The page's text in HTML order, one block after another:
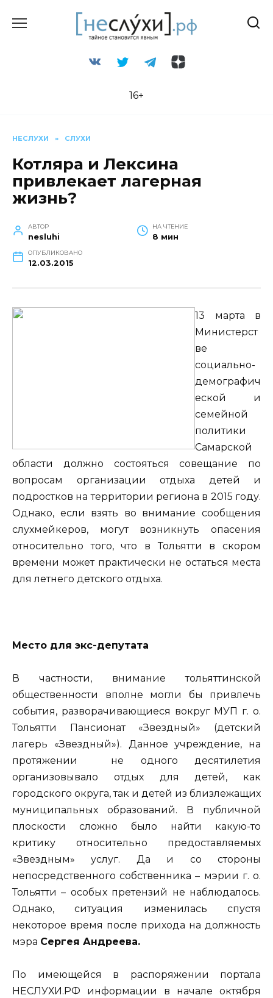
16+
НЕСЛУХИ » СЛУХИ
Котляра и Лексина
привлекает лагерная
жизнь?
АВТОР
nesluhi
НА ЧТЕНИЕ
8 мин
ОПУБЛИКОВАНО
12.03.2015
13 марта в
Министерст
ве
социально-
демографич
еской и
семейной
политики
Самарской
области должно состояться совещание по
вопросам организации отдыха детей и
подростков на территории региона в 2015 году.
Однако, если взять во внимание сообщения
слухмейкеров, могут возникнуть опасения
относительно того, что в Тольятти в скором
времени может практически не остаться места
для летнего детского отдыха.
Место для экс-депутата
В частности, внимание тольяттинской
общественности вполне могли бы привлечь
события, разворачивающиеся вокруг МУП г. о.
Тольятти Пансионат «Звездный» (детский
лагерь «Звездный»). Данное учреждение, на
протяжении не одного десятилетия
организовывало отдых для детей, как
городского округа, так и детей из близлежащих
муниципальных образований. В публичной
плоскости сложно было найти какую-то
критику относительно предоставляемых
«Звездным» услуг. Да и со стороны
непосредственного собственника – мэрии г. о.
Тольятти – особых претензий не наблюдалось.
Однако, ситуация изменилась спустя
некоторое время после прихода на должность
мэра Сергея Андреева.
По имеющейся в распоряжении портала
НЕСЛУХИ.РФ информации в начале октября